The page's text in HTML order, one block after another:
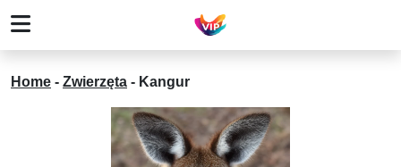
Home - Zwierzęta - Kangur